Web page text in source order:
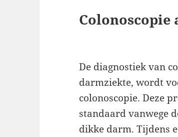
Colonoscopie
De diagnostiek van
darmziekte, wordt
colonoscopie. Deze
standaard vanwege
dikke darm. Tijdens